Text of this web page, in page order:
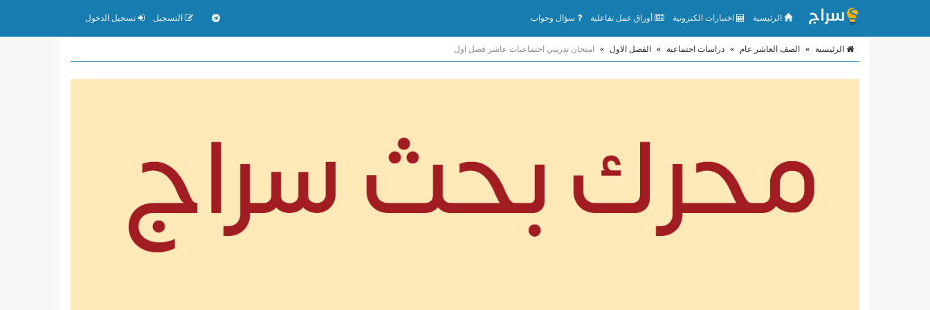
الرئيسية اختبارات الكترونية أوراق عمل تفاعلية سؤال وجواب التسجيل تسجيل الدخول
الرئيسية » الصف العاشر عام » دراسات اجتماعية » الفصل الاول » امتحان تدريبي اجتماعيات عاشر فصل اول